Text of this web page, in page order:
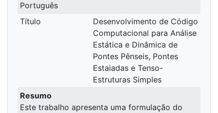
Português
Título
Desenvolvimento de Código
Computacional para Análise
Estática e Dinâmica de
Pontes Pênseis, Pontes
Estaiadas e Tenso-
Estruturas Simples
Resumo
Este trabalho apresenta uma formulação do